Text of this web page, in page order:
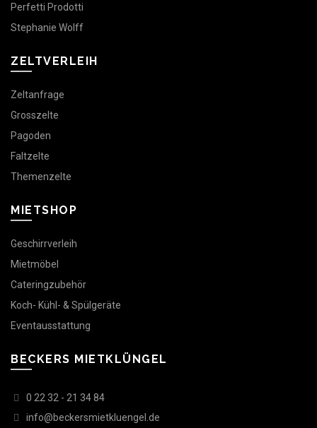
Perfetti Prodotti
Stephanie Wolff
ZELTVERLEIH
Zeltanfrage
Grosszelte
Pagoden
Faltzelte
Themenzelte
MIETSHOP
Geschirrverleih
Mietmöbel
Cateringzubehör
Koch- Kühl- & Spülgeräte
Eventausstattung
BECKERS MIETKLÜNGEL
0 22 32 - 21 34 84
info@beckersmietkluengel.de